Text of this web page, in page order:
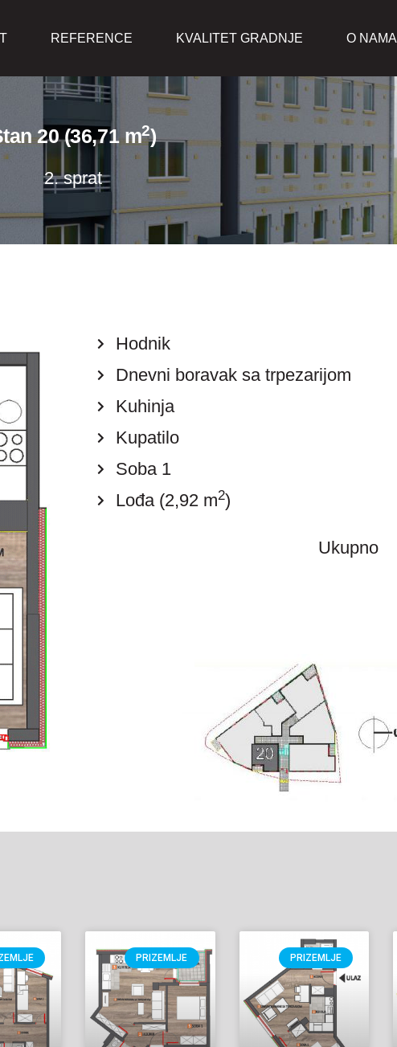
REFERENCE KVALITET GRADNJE O NAMA
20 (36,71 m2)
2. sprat
Hodnik
Dnevni boravak sa trpezarijom
Kuhinja
Kupatilo
Soba 1
Lođa (2,92 m2)
Ukupno
PRIZEMLJE PRIZEMLJE